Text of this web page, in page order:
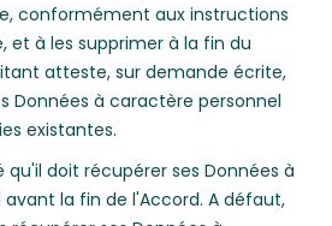
conformément aux instructions
et à les supprimer à la fin du
atteste, sur demande écrite,
Données à caractère personnel
existantes.
doit récupérer ses Données à
la fin de l'Accord. A défaut,